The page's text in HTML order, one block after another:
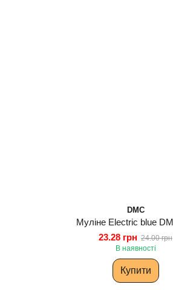
DMC
Муліне Electric blue
23.28 грн 24.00 грн
В наявності
Купити